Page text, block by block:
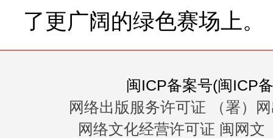
了更广阔的绿色赛场上。
闽ICP备案号(闽ICP
网络出版服务许可证 （署）
网络文化经营许可证 闽网文